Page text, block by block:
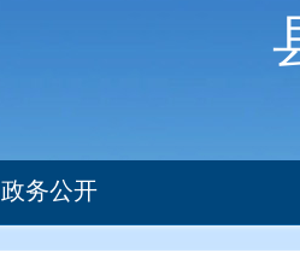
政务公开
部门文件